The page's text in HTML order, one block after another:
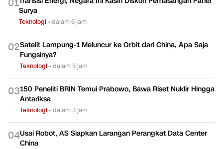
01
Surya
Teknologi •dalam 6 jam
02Satelit Lampung-1 Meluncur ke Orbit dari China, Apa Saja
Fungsinya?
Teknologi •dalam 5 jam
03150 Peneliti BRIN Temui Prabowo, Bawa Riset Nuklir Hingga
Antariksa
Teknologi •dalam 3 jam
04Usai Robot, AS Siapkan Larangan Perangkat Data Center
China